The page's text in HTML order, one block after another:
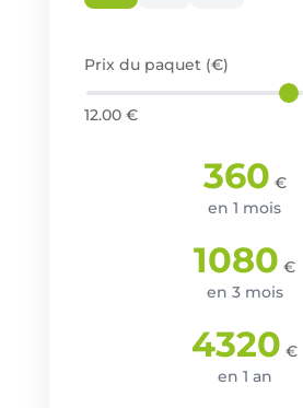
Prix du paquet (€)
12.00€
360 €
en 1 mois
1080 €
en 3 mois
4320 €
en 1 an